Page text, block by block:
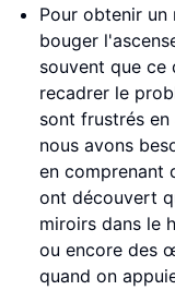
Pour obtenir
bouger
souvent que ce
recadrer le
sont frustrés
nous avons
en comprenant
ont découvert
miroirs dans le
ou encore des
quand on